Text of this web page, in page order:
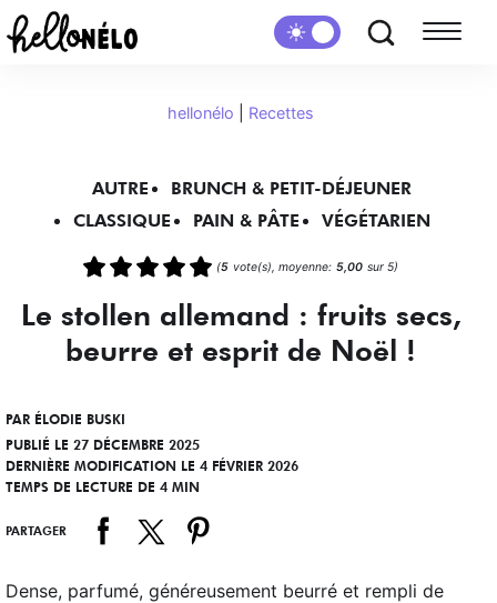
hellonélo Recettes
AUTRE
BRUNCH & PETIT-DÉJEUNER
CLASSIQUE
PAIN & PÂTE VÉGÉTARIEN
(5 vote(s), moyenne: 5,00 sur 5)
Le stollen allemand : fruits secs,
beurre et esprit de Noël !
PAR ÉLODIE BUSKI
PUBLIÉ LE 27 DÉCEMBRE 2025
DERNIÈRE MODIFICATION LE 4 FÉVRIER 2026
TEMPS DE LECTURE DE 4 MIN
PARTAGER
Dense, parfumé, généreusement beurré et rempli de